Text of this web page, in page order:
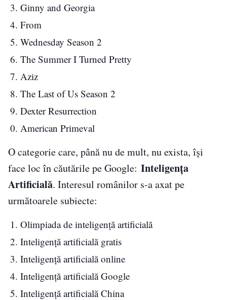
Ginny and Georgia
From
Wednesday Season 2
The Summer I Turned Pretty
Aziz
The Last of Us Season 2
Dexter Resurrection
American Primeval
O categorie care, până nu de mult, nu exista, își
face loc în căutările pe Google: Inteligența
Artificială. Interesul românilor s-a axat pe
următoarele subiecte:
Olimpiada de inteligență artificială
Inteligență artificială gratis
Inteligență artificială online
Inteligență artificială Google
Inteligență artificială China